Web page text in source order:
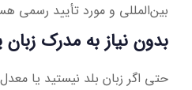
بین‌المللی و مورد تأیید رسمی
بدون نیاز به مدرک زبان
حتی اگر زبان بلد نیستید یا